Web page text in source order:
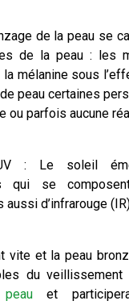
de la peau se
de la peau : les
mélanine sous
peau certaines
ou parfois aucune
: Le soleil
qui se
aussi d’infrarouge
vite et la peau
du
et